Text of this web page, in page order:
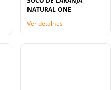
NATURAL ONE
Ver detalhes